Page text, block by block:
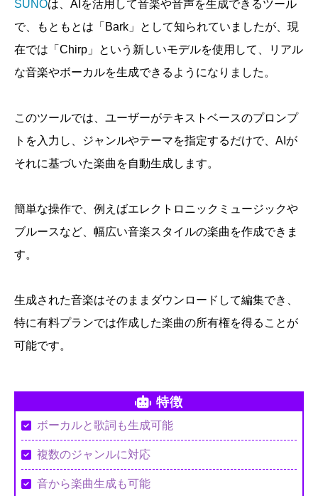
SUNOは、AIを活用して音楽や音声を生成できるツール
で、もともとは「Bark」として知られていましたが、現
在では「Chirp」という新しいモデルを使用して、リアル
な音楽やボーカルを生成できるようになりました。
このツールでは、ユーザーがテキストベースのプロンプ
トを入力し、ジャンルやテーマを指定するだけで、AIが
それに基づいた楽曲を自動生成します。
簡単な操作で、例えばエレクトロニックミュージックや
ブルースなど、幅広い音楽スタイルの楽曲を作成できま
す。
生成された音楽はそのままダウンロードして編集でき、
特に有料プランでは作成した楽曲の所有権を得ることが
可能です。
特徴
ボーカルと歌詞も生成可能
複数のジャンルに対応
音から楽曲生成も可能